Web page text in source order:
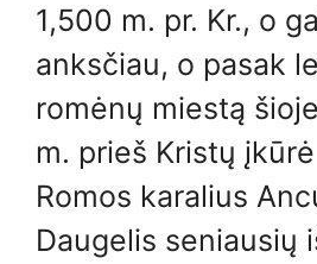
1,500 m. pr. Kr., o
anksčiau, o pasak
romėnų miestą
m. prieš Kristų
Romos karalius
Daugelis seniausių